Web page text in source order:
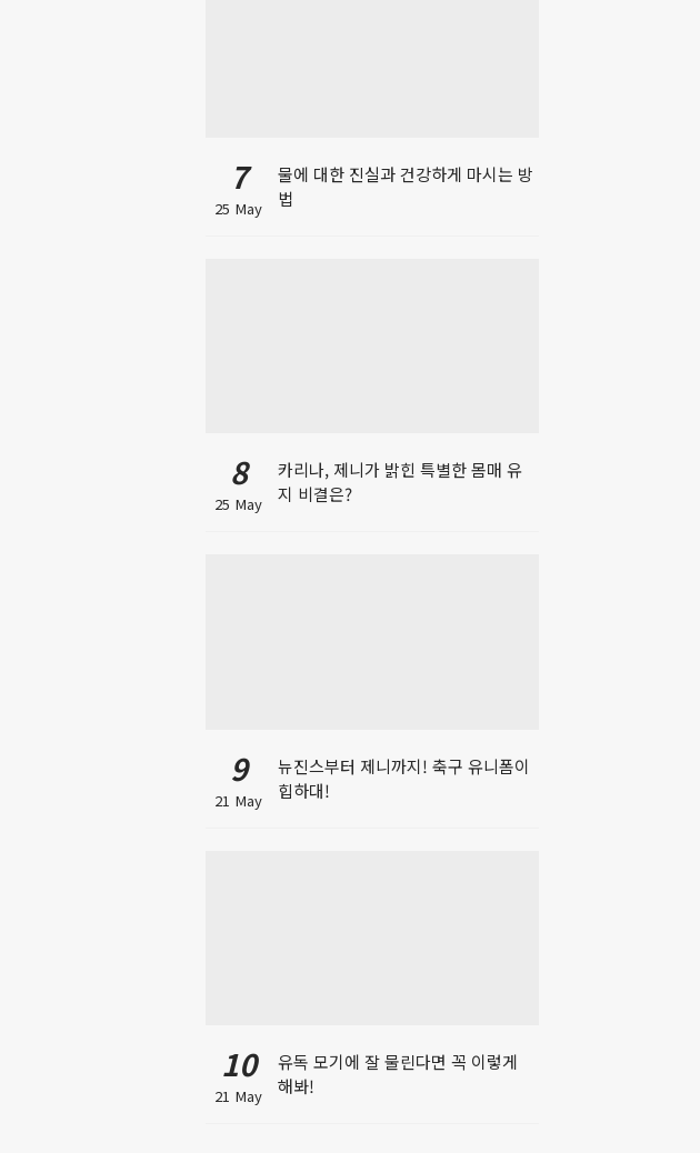
7
25 May
물에 대한 진실과 건강하게 마시는 방
법
8
25 May
카리나, 제니가 밝힌 특별한 몸매 유
지 비결은?
9
21 May
뉴진스부터 제니까지! 축구 유니폼이
힙하대!
10
21 May
유독 모기에 잘 물린다면 꼭 이렇게
해봐!